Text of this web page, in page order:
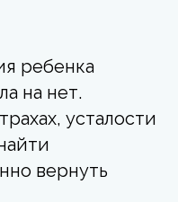
ребенка
на нет.
усталости
вернуть